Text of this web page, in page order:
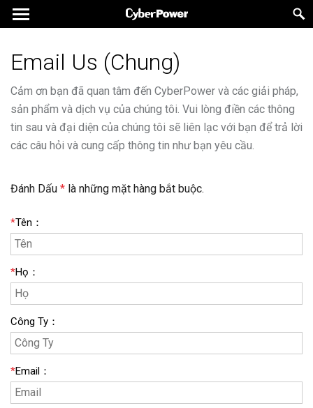
Email Us (Chung)
Cảm ơn bạn đã quan tâm đến CyberPower và các giải pháp,
sản phẩm và dịch vụ của chúng tôi. Vui lòng điền các thông
tin sau và đại diện của chúng tôi sẽ liên lạc với bạn để trả lời
các câu hỏi và cung cấp thông tin như bạn yêu cầu.
Đánh Dấu * là những mặt hàng bắt buộc.
*Tên ：
*Họ ：
Công Ty ：
*Email ：